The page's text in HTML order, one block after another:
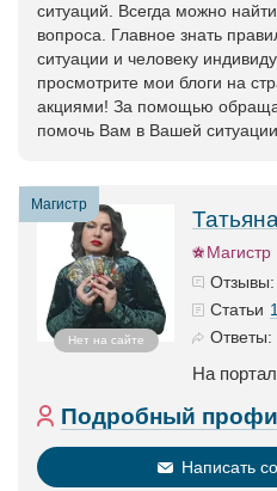
ситуаций. Всегда можно
вопроса. Главное знать
ситуации и человеку
просмотрите мои блоги на
акциями! За помощью
помочь Вам в Вашей
Магистр
Нет на сайте
Татьяна
Магистр
Отзывы:
Статьи
Ответы:
На
Подробный
Написать